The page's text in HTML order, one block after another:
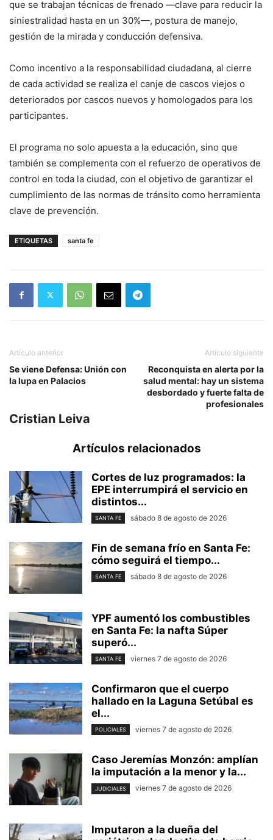
que se trabajan técnicas de frenado —clave para reducir la
siniestralidad hasta en un 30%—, postura de manejo,
gestión de la mirada y conducción defensiva.
Como incentivo a la responsabilidad ciudadana, al cierre
de cada actividad se realiza el canje de cascos viejos o
deteriorados por cascos nuevos y homologados para los
participantes.
El programa no solo apuesta a la educación, sino que
también se complementa con el refuerzo de operativos de
control en toda la ciudad, con el objetivo de garantizar el
cumplimiento de las normas de tránsito como herramienta
clave de prevención.
ETIQUETAS santa fe
Artículo anterior
Se viene Defensa: Unión con
la lupa en Palacios
Artículo siguiente
Reconquista en alerta por la
salud mental: hay un sistema
desbordado y fuerte falta de
profesionales
Cristian Leiva
Artículos relacionados
Cortes de luz programados: la
EPE interrumpirá el servicio en
distintos...
SANTA FE sábado 8 de agosto de 2026
Fin de semana frío en Santa Fe:
cómo seguirá el tiempo...
SANTA FE sábado 8 de agosto de 2026
YPF aumentó los combustibles
en Santa Fe: la nafta Súper
superó...
SANTA FE viernes 7 de agosto de 2026
Confirmaron que el cuerpo
hallado en la Laguna Setúbal es
el...
POLICIALES viernes 7 de agosto de 2026
Caso Jeremías Monzón: amplían
la imputación a la menor y la...
JUDICIALES viernes 7 de agosto de 2026
Imputaron a la dueña del